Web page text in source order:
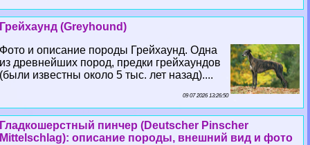
Грейхаунд (Greyhound)
Фото и описание породы Грейхаунд. Одна
из древнейших пород, предки грейхаундов
(были известны около 5 тыс. лет назад)....
09 07 2026 13:26:50
Гладкошерстный пинчер (Deutscher Pinscher
Mittelschlag): описание породы, внешний вид и фото